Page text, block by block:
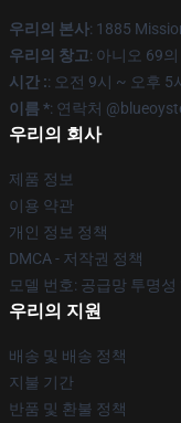
우리의 본사: 1885
우리의 창고: 아니오 69
시간 :: 오전 9시 ~ 오후 5
이름 *: 연락처
우리의 회사
제품 정보
이용 약관
개인 정보 정책
DMCA - 저작권 정책
모델 번호: 공급망 투명성
우리의 지원
배송 및 배송 정책
지불 기간
반품 및 환불 정책